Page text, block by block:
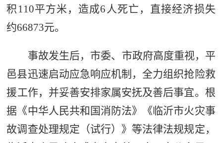
积 110平方米，造成6 人死亡 ， 直接经济损失
约66873元。
事故发生后，市委、市政府高度重视， 平
邑县迅速启动应急响应机制 ，全力组织抢险救
援工作，并妥善安排家属安抚及善后事宜。根
据《中华人民共和国消防法》《临沂市火灾事
故调查处理规定（试行）》等法律法规规定，